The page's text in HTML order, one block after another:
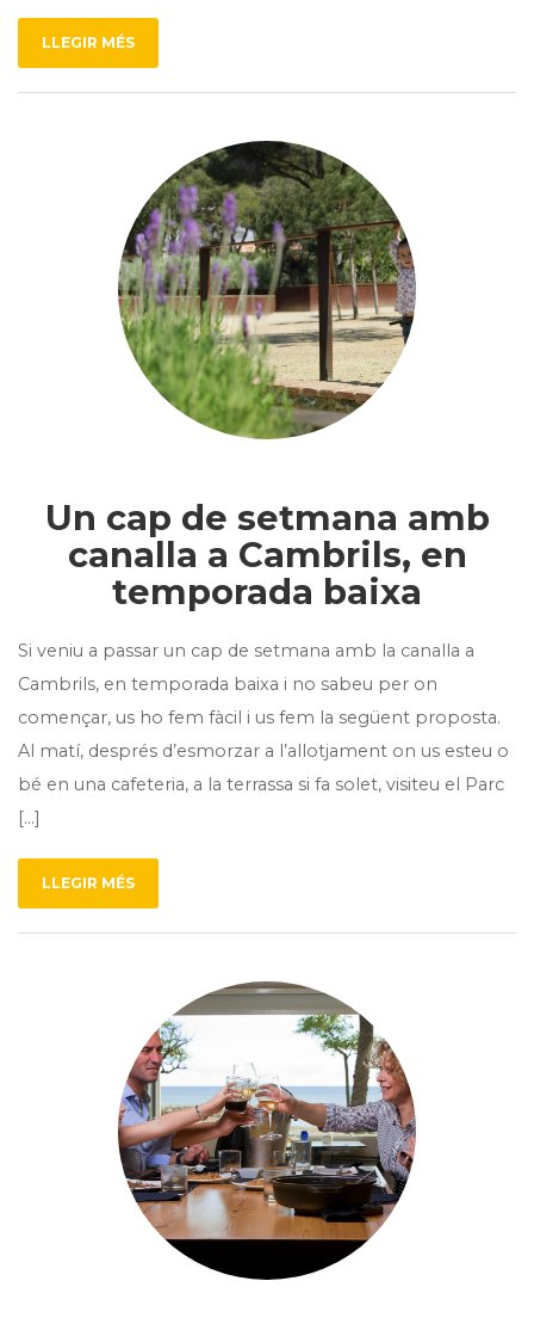
LLEGIR MÉS
Un cap de setmana amb
canalla a Cambrils, en
temporada baixa
Si veniu a passar un cap de setmana amb la canalla a
Cambrils, en temporada baixa i no sabeu per on
començar, us ho fem fàcil i us fem la següent proposta.
Al matí, després d’esmorzar a l’allotjament on us esteu o
bé en una cafeteria, a la terrassa si fa solet, visiteu el Parc
[…]
LLEGIR MÉS